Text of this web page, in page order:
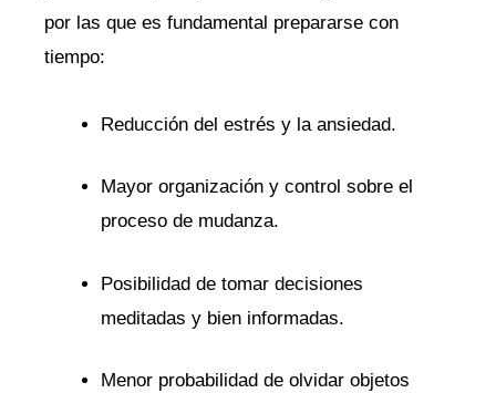
por ‌las que es fundamental prepararse con
tiempo:
Reducción ⁢del estrés y la ansiedad.
Mayor organización y control sobre⁣ el​
proceso ‍de mudanza.
Posibilidad ⁢de tomar decisiones
meditadas y bien informadas.
Menor‍ probabilidad de olvidar objetos